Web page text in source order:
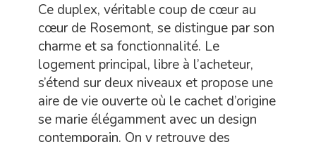
Ce duplex, véritable coup de cœur au
cœur de Rosemont, se distingue par son
charme et sa fonctionnalité. Le
logement principal, libre à l’acheteur,
s’étend sur deux niveaux et propose une
aire de vie ouverte où le cachet d’origine
se marie élégamment avec un design
contemporain. On y retrouve des